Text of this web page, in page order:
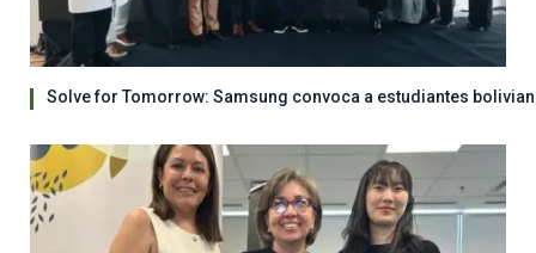
Solve for Tomorrow: Samsung convoca a estudiantes